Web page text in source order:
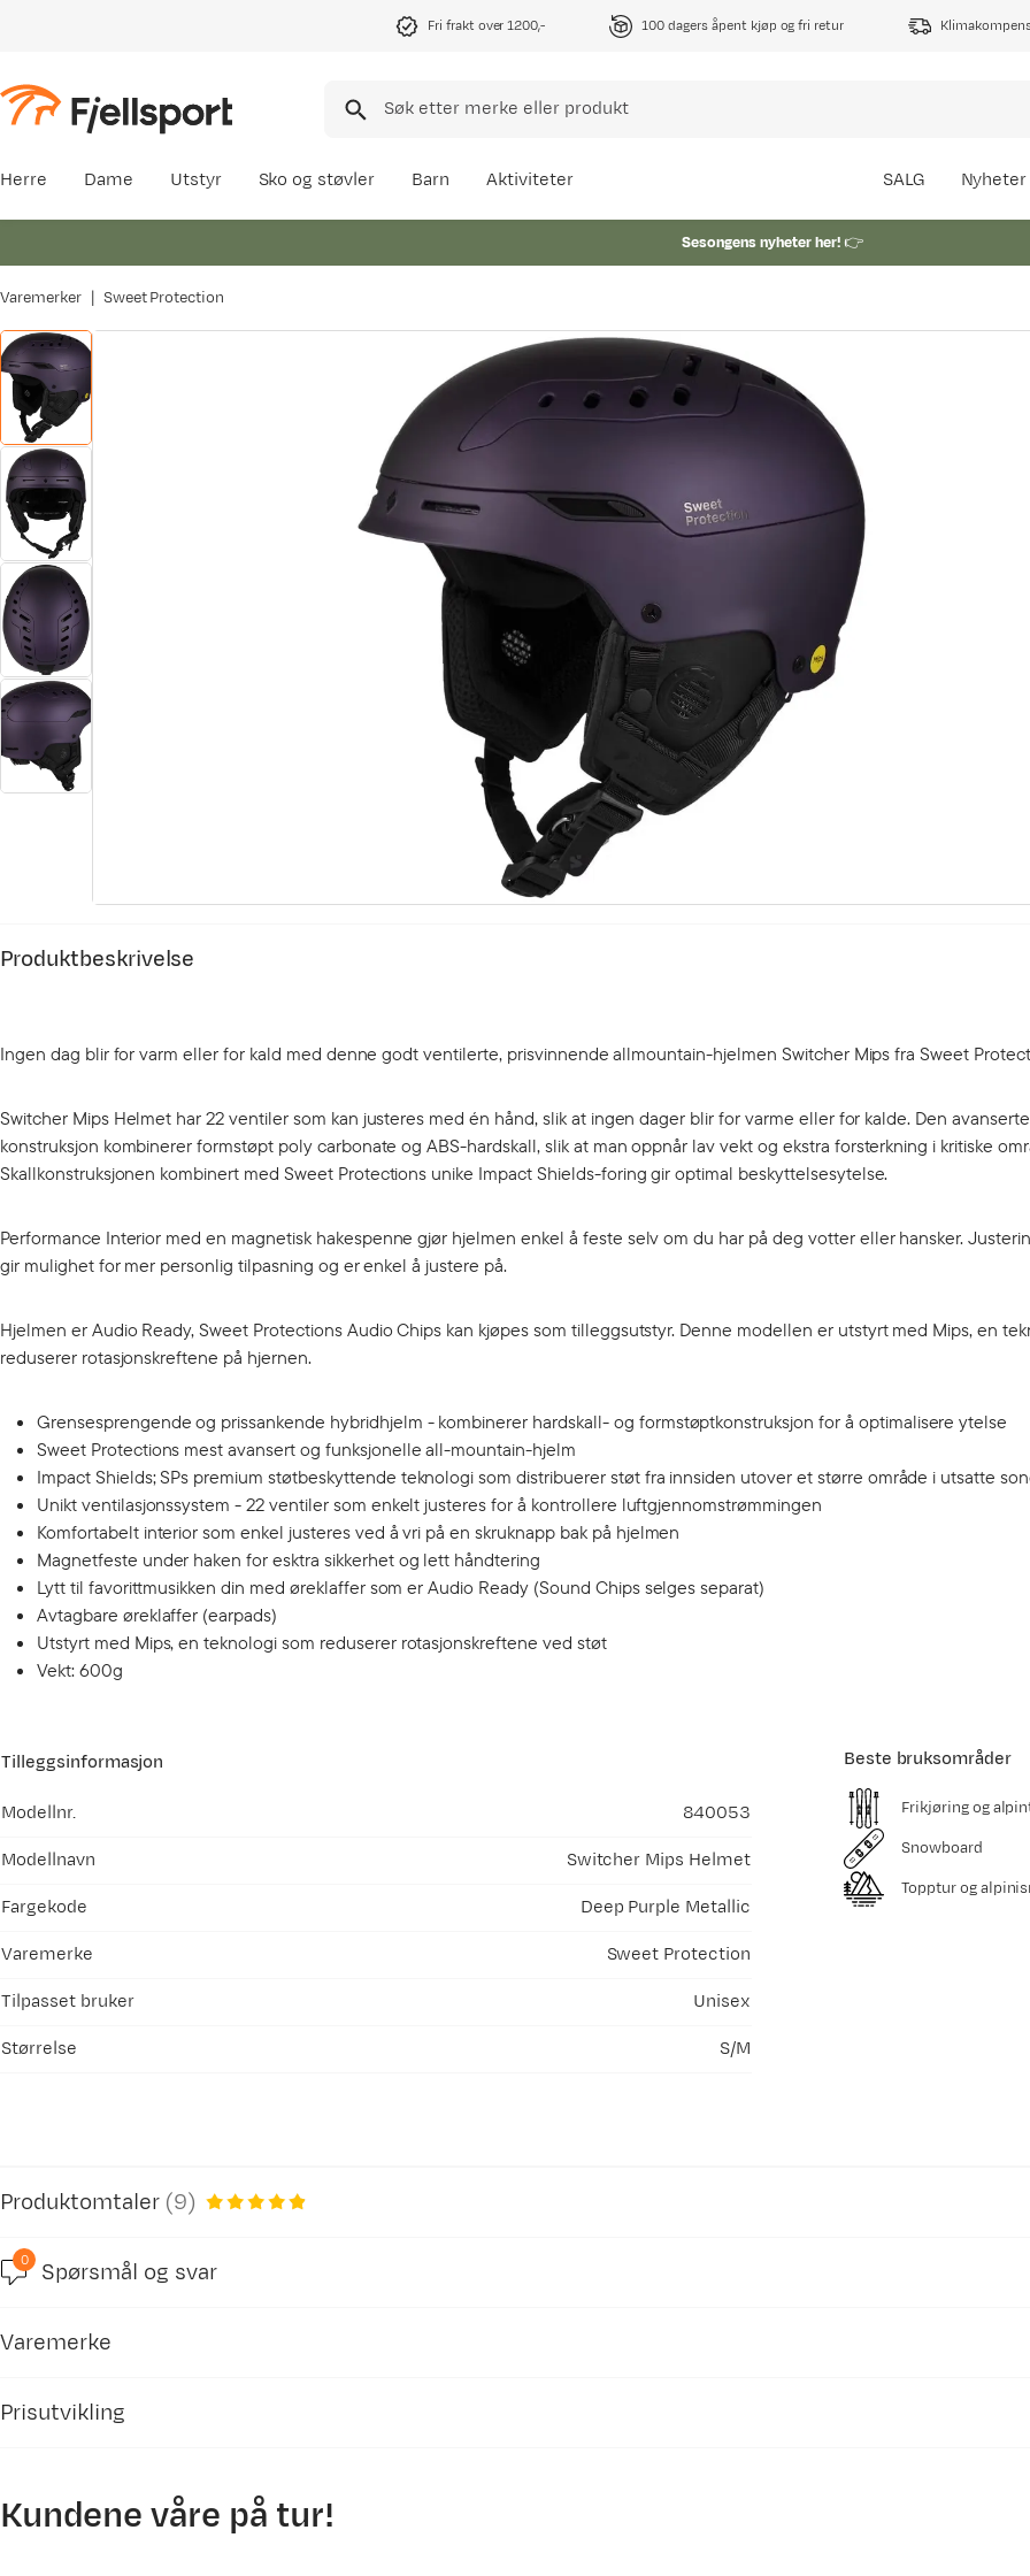
Fri frakt over 1200,- 100 dagers åpent kjøp og fri retur
Herre Dame Utstyr Sko og støvler Barn Aktiviteter SALG Nyheter
Sesongens nyheter her!👉
Varemerker Sweet Protection
Produktbeskrivelse
Ingen dag blir for varm eller for kald med denne godt ventilerte, prisvinnende allmountain-hjelmen Switcher Mips fra Sweet
Switcher Mips Helmet har 22 ventiler som kan justeres med én hånd, slik at ingen dager blir for varme eller for kalde. Den
konstruksjon kombinerer formstøpt poly carbonate og ABS-hardskall, slik at man oppnår lav vekt og ekstra forsterkning i kritiske
Skallkonstruksjonen kombinert med Sweet Protections unike Impact Shields-foring gir optimal beskyttelsesytelse.
Performance Interior med en magnetisk hakespenne gjør hjelmen enkel å feste selv om du har på deg votter eller hansker.
gir mulighet for mer personlig tilpasning og er enkel å justere på.
Hjelmen er Audio Ready, Sweet Protections Audio Chips kan kjøpes som tilleggsutstyr. Denne modellen er utstyrt med Mips, en
reduserer rotasjonskreftene på hjernen.
Grensesprengende og prissankende hybridhjelm - kombinerer hardskall- og formstøptkonstruksjon for å optimalisere ytelse
Sweet Protections mest avansert og funksjonelle all-mountain-hjelm
Impact Shields; SPs premium støtbeskyttende teknologi som distribuerer støt fra innsiden utover et større område i utsatte
Unikt ventilasjonssystem - 22 ventiler som enkelt justeres for å kontrollere luftgjennomstrømmingen
Komfortabelt interior som enkel justeres ved å vri på en skruknapp bak på hjelmen
Magnetfeste under haken for esktra sikkerhet og lett håndtering
Lytt til favorittmusikken din med øreklaffer som er Audio Ready (Sound Chips selges separat)
Avtagbare øreklaffer (earpads)
Utstyrt med Mips, en teknologi som reduserer rotasjonskreftene ved støt
Vekt: 600g
Tilleggsinformasjon
Modellnr.
840053
Modellnavn
Switcher Mips Helmet
Fargekode
Deep Purple Metallic
Varemerke
Sweet Protection
Tilpasset bruker
Unisex
Størrelse
S/M
Beste bruksområder
Frikjøring og
Snowboard
Topptur og
Produktomtaler (9)
4.6
Dag A
Bekreftet kjøper
0 Spørsmål og svar
Varemerke
Prisutvikling
3500
Kundene våre på tur!